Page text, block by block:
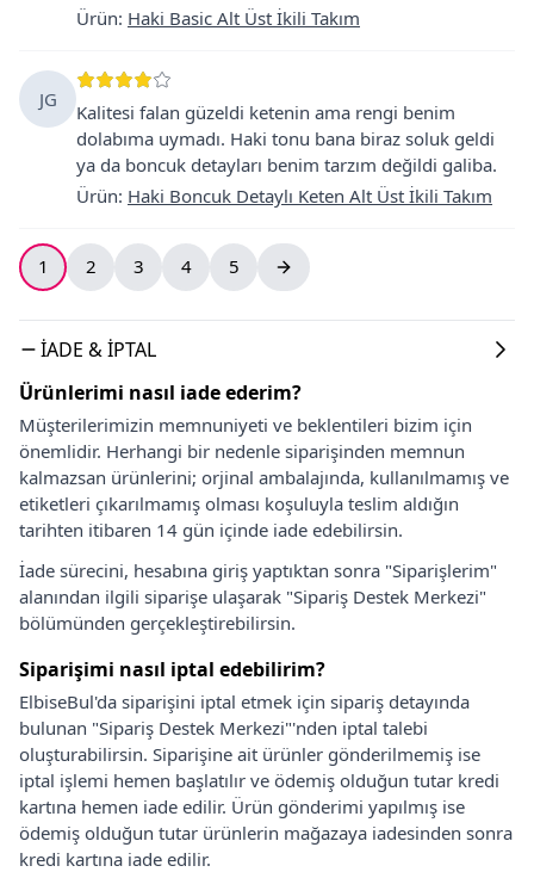
Ürün: Haki Basic Alt Üst İkili Takım
JG
Kalitesi falan güzeldi ketenin ama rengi benim
dolabıma uymadı. Haki tonu bana biraz soluk geldi
ya da boncuk detayları benim tarzım değildi galiba.
Ürün: Haki Boncuk Detaylı Keten Alt Üst İkili Takım
1 2 3 4 5
İADE & İPTAL
Ürünlerimi nasıl iade ederim?
Müşterilerimizin memnuniyeti ve beklentileri bizim için
önemlidir. Herhangi bir nedenle siparişinden memnun
kalmazsan ürünlerini; orjinal ambalajında, kullanılmamış ve
etiketleri çıkarılmamış olması koşuluyla teslim aldığın
tarihten itibaren 14 gün içinde iade edebilirsin.
İade sürecini, hesabına giriş yaptıktan sonra "Siparişlerim"
alanından ilgili siparişe ulaşarak "Sipariş Destek Merkezi"
bölümünden gerçekleştirebilirsin.
Siparişimi nasıl iptal edebilirim?
ElbiseBul'da siparişini iptal etmek için sipariş detayında
bulunan "Sipariş Destek Merkezi"'nden iptal talebi
oluşturabilirsin. Siparişine ait ürünler gönderilmemiş ise
iptal işlemi hemen başlatılır ve ödemiş olduğun tutar kredi
kartına hemen iade edilir. Ürün gönderimi yapılmış ise
ödemiş olduğun tutar ürünlerin mağazaya iadesinden sonra
kredi kartına iade edilir.